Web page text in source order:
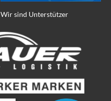
Wir sind Unterstützer